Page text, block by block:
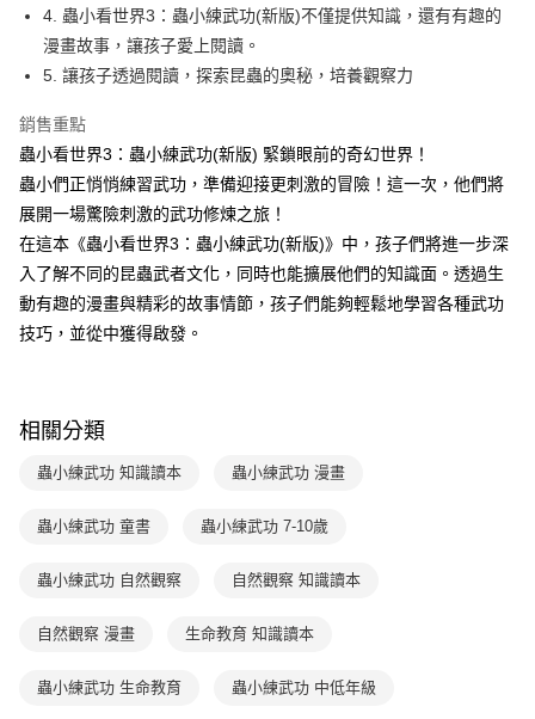
1.分期款項不併入電信帳單，「大哥付你分期」於每月結算日後寄送繳費提
醒簡訊。
2.透過簡訊連結打開帳單後，可選擇「超商條碼／台灣大直營門市／銀行轉
帳／街口支付／iPASS MONEY」等通路繳費。
【注意事項】
用戶於交易時，得透過本服務購買商品或服務，並由商店將買賣／分期付款
買賣價金債權讓與本公司後，依約使用本公司帳單繳交帳款。
2.基於同意付款使用「大哥付你分期」之契約關係目的，商店將以您的個人
資料（包含姓名、電話或地址）提供予台灣大哥大進項蒐集、處理及利用，
由本公司與您本人進行分期帳單所需資料之確認、核對及更正。
3.完整用戶服務條款，請詳閱以下連結：https://oppay.tw/userRule
【「AFTEE先享後付」結帳流程】
１．於結帳方式選擇「AFTEE先享後付」後，將跳轉至「AFTEE先享後付」
結帳頁面，進行簡訊認證並確認金額後，即可完成結帳。
２．訂單成立數日內，您將收到繳費通知簡訊。
ATM／網路銀行／等多元方式進行付款，方視為交易完成。
※ 請注意：結帳手續完成當下不需立刻繳費，但若您需要取消訂單，請聯絡
購買商品的店家。未經商家同意取消之訂單仍視為有效，需透過AFTEE先享
後付繳納相關費用。
※ 交易是否成功請以「AFTEE先享後付 」之結帳頁面顯示為準，若有關於
是否繳費成功／繳費後需取消欲退款等相關疑問，請聯繫「AFTEE先享後付
https://netprotections.freshdesk.com/support/home
【注意事項】
１．透過由恩沛科技股份有限公司提供之「AFTEE先享後付」服務完成之交
易，需依本服務之必要範圍內提供個人資料，並將交易相關給付款項請求債
３．未成年的使用者請事先徵得法定代理人或監護人之同意方可使用
任。
時審查核予不同之上限額度；若仍有額度不足之情形，本公司將視審查結果
請求用戶進行身份認證。
恩沛科技股份有限公司將有權停止該用戶之使用額度並採取法律行動。
每筆NT$70，滿NT$800(含以上)免運費
付款後7-11取貨
每筆NT$70，滿NT$800(含以上)免運費
離島宅配（澎湖、金門、馬祖、小琉球；不適用於郵局i郵箱）
每筆NT$200
海外包裹航空運送 查看運費
4. 蟲小看世界3：蟲小練武功(新版)不僅提供知識，還有有趣的
漫畫故事，讓孩子愛上閱讀。
5. 讓孩子透過閱讀，探索昆蟲的奧秘，培養觀察力
銷售重點
蟲小看世界3：蟲小練武功(新版) 緊鎖眼前的奇幻世界！
蟲小們正悄悄練習武功，準備迎接更刺激的冒險！這一次，他們將
展開一場驚險刺激的武功修煉之旅！
在這本《蟲小看世界3：蟲小練武功(新版)》中，孩子們將進一步深
入了解不同的昆蟲武者文化，同時也能擴展他們的知識面。透過生
動有趣的漫畫與精彩的故事情節，孩子們能夠輕鬆地學習各種武功
技巧，並從中獲得啟發。
相關分類
蟲小練武功 知識讀本 蟲小練武功 漫畫
蟲小練武功 童書 蟲小練武功 7-10歲
蟲小練武功 自然觀察 自然觀察 知識讀本
自然觀察 漫畫 生命教育 知識讀本
蟲小練武功 生命教育 蟲小練武功 中低年級